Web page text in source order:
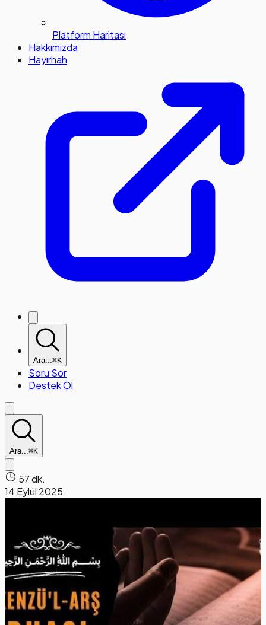
Platform Haritası
Hakkımızda
Hayırhah
Ara...⌘K
Soru Sor
Destek Ol
Ara...⌘K
57 dk.
14 Eylül 2025